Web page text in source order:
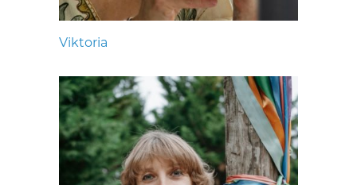
Viktoria